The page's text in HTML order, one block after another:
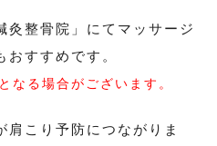
灸整骨院」にてマッサージ
おすすめです。
なる場合がございます。
肩こり予防につながりま